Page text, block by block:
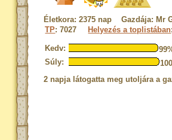
Életkora: 2375 nap Gazdája: Mr
TP: 7027 Helyezés a toplistában
Kedv:
Súly:
2 napja látogatta meg utoljára a